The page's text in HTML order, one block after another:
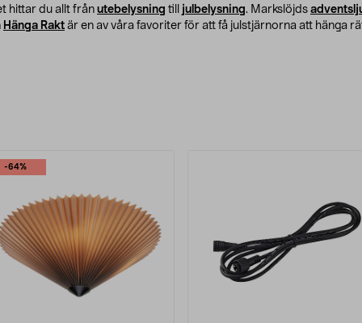
hittar du allt från utebelysning till julbelysning. Markslöjds
Hänga Rakt är en av våra favoriter för att få julstjärnorna att hänga
-64%